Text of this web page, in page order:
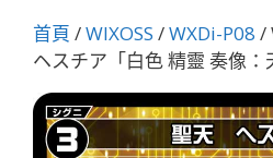
首頁 /WIXOSS /WXDi-P08 /
ヘスチア「白色 精靈 奏像：